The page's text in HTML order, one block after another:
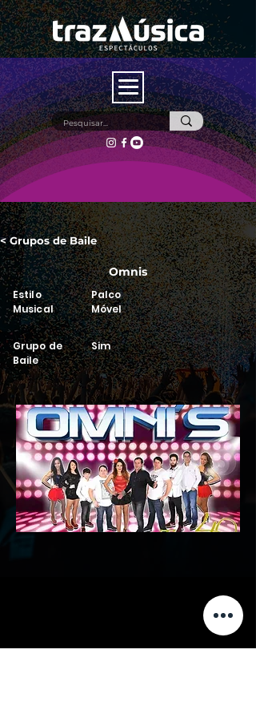
< Grupos de Baile
Omnis
Estilo
Musical
Palco
Móvel
Grupo de
Baile
Sim